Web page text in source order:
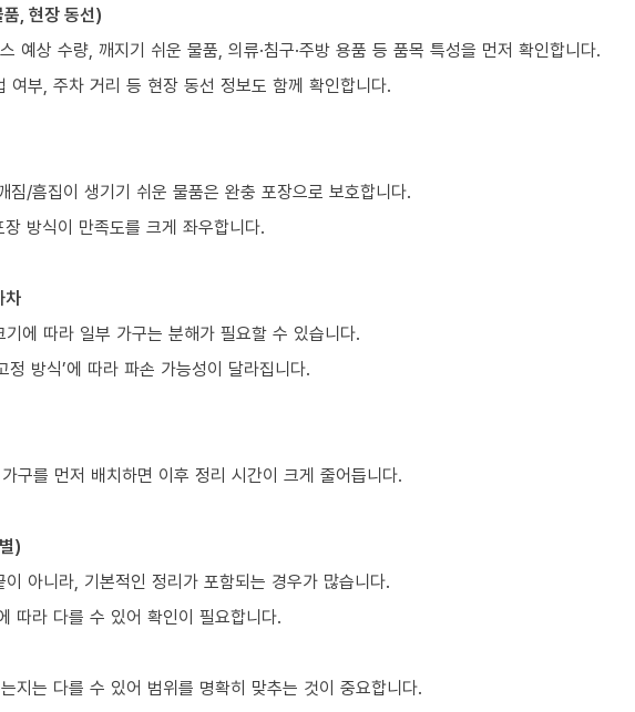
, 현장 동선)
예상 수량, 깨지기 쉬운 물품, 의류·침구·주방 용품 등 품목 특성을 먼저 확인합니다.
여부, 주차 거리 등 현장 동선 정보도 함께 확인합니다.
짐/흠집이 생기기 쉬운 물품은 완충 포장으로 보호합니다.
방식이 만족도를 크게 좌우합니다.
차
에 따라 일부 가구는 분해가 필요할 수 있습니다.
정 방식’에 따라 파손 가능성이 달라집니다.
구를 먼저 배치하면 이후 정리 시간이 크게 줄어듭니다.
)
아니라, 기본적인 정리가 포함되는 경우가 많습니다.
따라 다를 수 있어 확인이 필요합니다.
지는 다를 수 있어 범위를 명확히 맞추는 것이 중요합니다.